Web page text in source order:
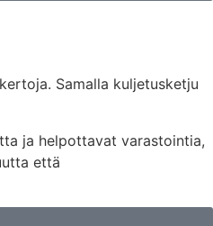
Samalla kuljetusketju
ja helpottavat varastointia,
että